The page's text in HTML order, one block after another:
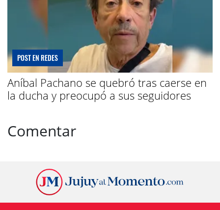
POST EN REDES
Aníbal Pachano se quebró tras caerse en
la ducha y preocupó a sus seguidores
Comentar